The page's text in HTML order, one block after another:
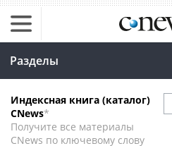
Разделы
Индексная книга (каталог)
CNews*
Получите все материалы
CNews по ключевому слову